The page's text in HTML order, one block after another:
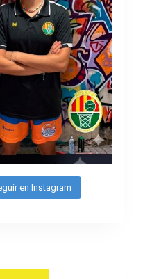
en Instagram